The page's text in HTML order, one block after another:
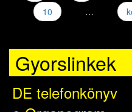
10
…
Gyorslinkek
DE telefonkönyv